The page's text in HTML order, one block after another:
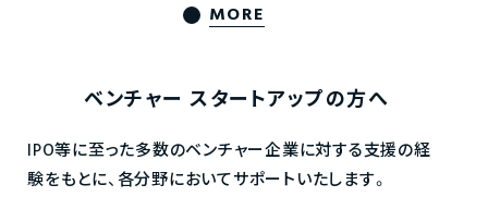
MORE
ベンチャー スタートアップの方へ
IPO等に至った多数のベンチャー企業に対する支援の経
験をもとに、各分野においてサポートいたします。